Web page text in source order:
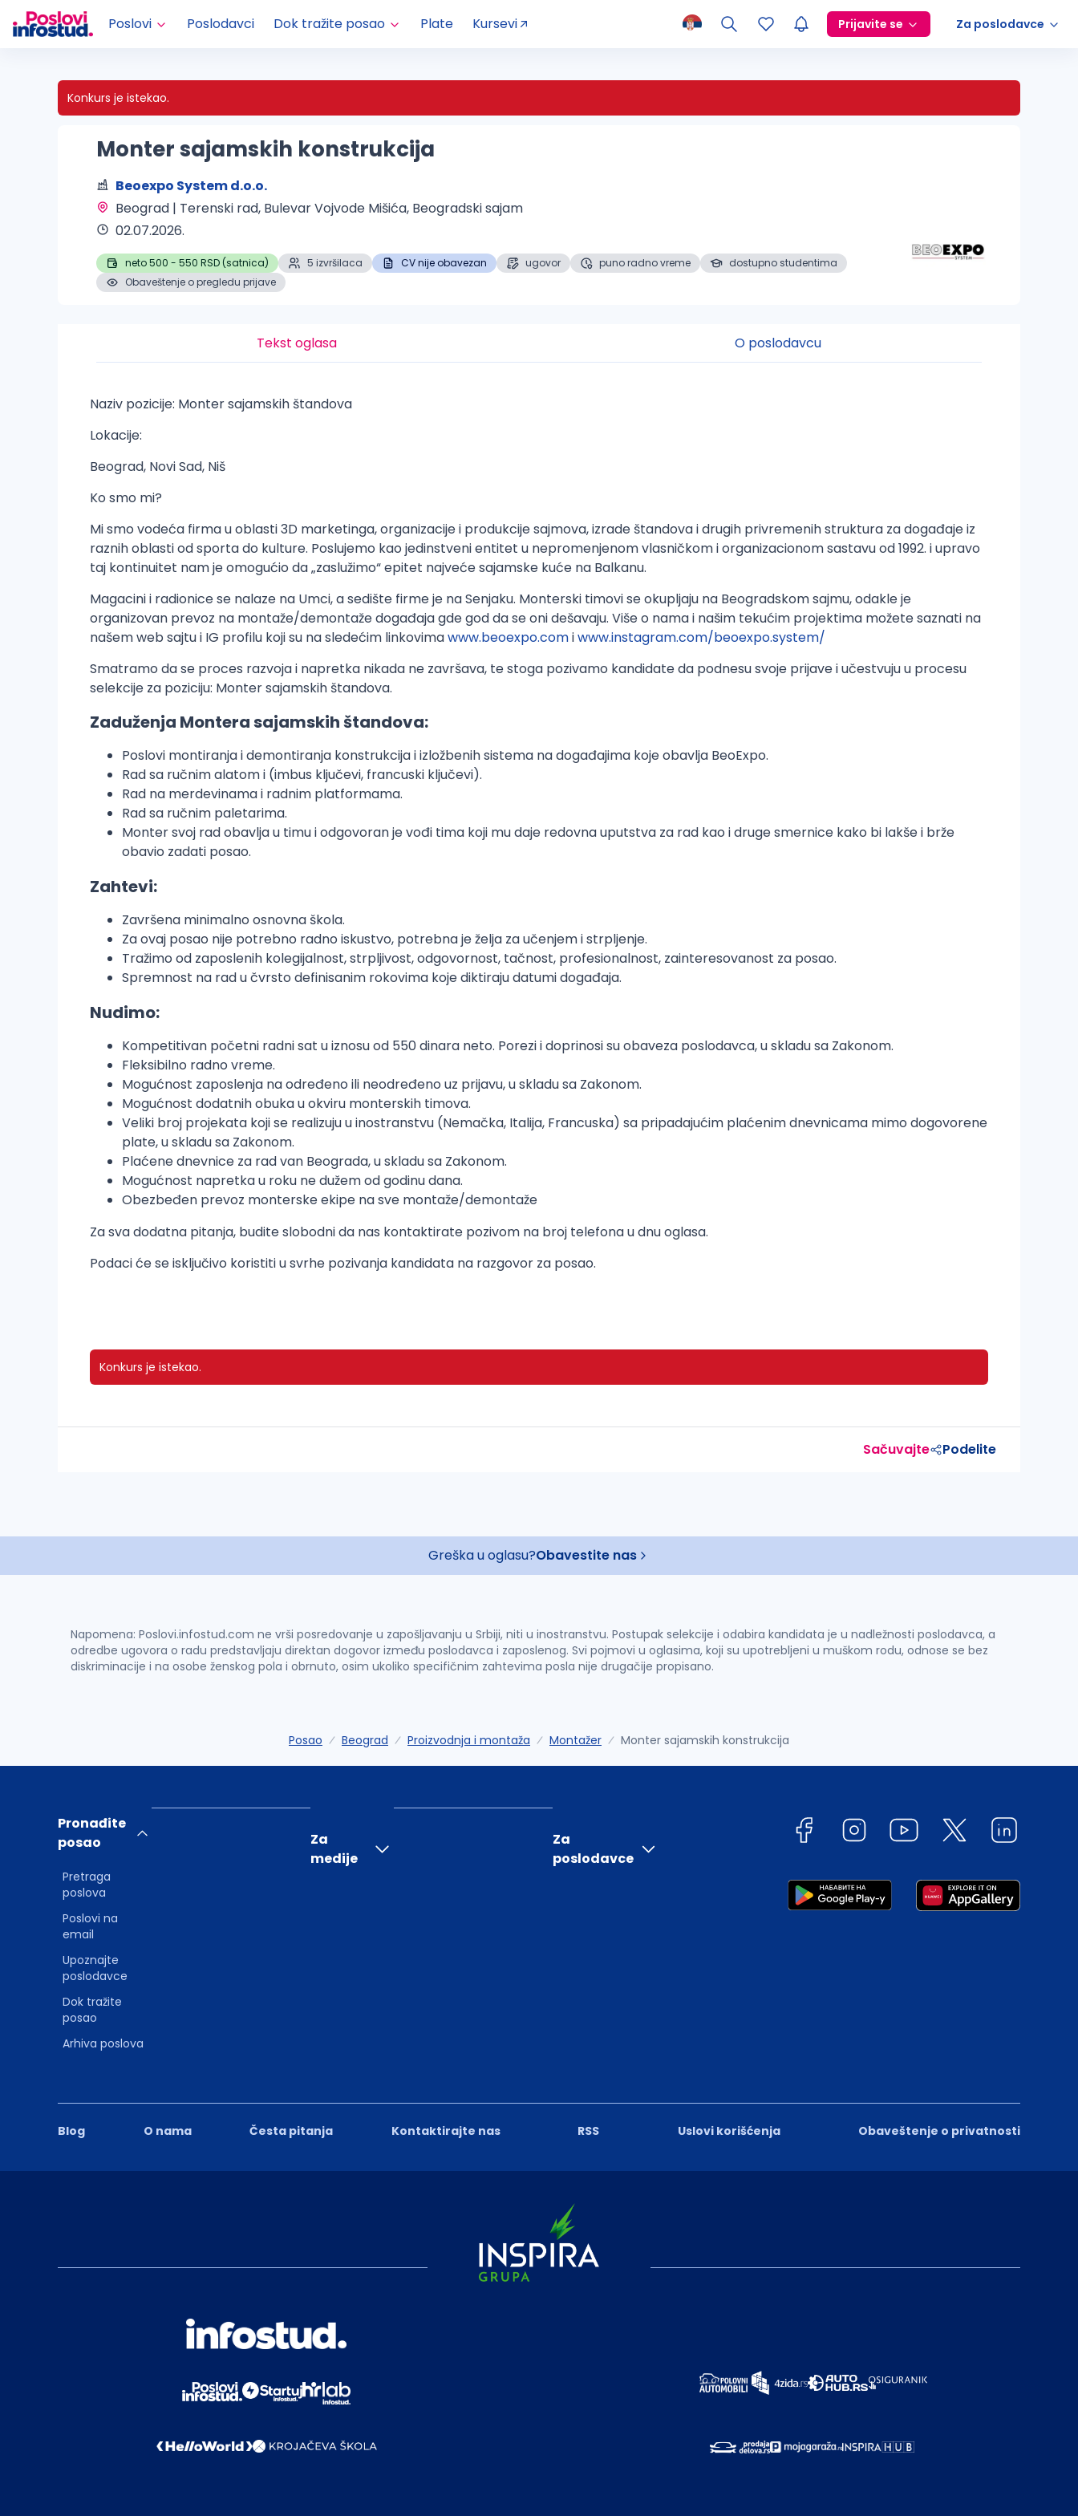
Poslovi Poslodavci Dok tražite posao Plate Kursevi Prijavite se Za poslodavce
Konkurs je istekao.
Monter sajamskih konstrukcija
Beoexpo System d.o.o.
Beograd | Terenski rad, Bulevar Vojvode Mišića, Beogradski sajam
02.07.2026.
neto 500 - 550 RSD (satnica) 5 izvršilaca CV nije obavezan ugovor puno radno vreme
dostupno studentima
Obaveštenje o pregledu prijave
Tekst oglasa O poslodavcu
Naziv pozicije: Monter sajamskih štandova
Lokacije:
Beograd, Novi Sad, Niš
Ko smo mi?
Mi smo vodeća firma u oblasti 3D marketinga, organizacije i produkcije sajmova, izrade štandova i drugih privremenih struktura za događaje iz
raznih oblasti od sporta do kulture. Poslujemo kao jedinstveni entitet u nepromenjenom vlasničkom i organizacionom sastavu od 1992. i upravo
taj kontinuitet nam je omogućio da „zaslužimo“ epitet najveće sajamske kuće na Balkanu.
Magacini i radionice se nalaze na Umci, a sedište firme je na Senjaku. Monterski timovi se okupljaju na Beogradskom sajmu, odakle je
organizovan prevoz na montaže/demontaže događaja gde god da se oni dešavaju. Više o nama i našim tekućim projektima možete saznati na
našem web sajtu i IG profilu koji su na sledećim linkovimawww.beoexpo.comiwww.instagram.com/beoexpo.system/
Smatramo da se proces razvoja i napretka nikada ne završava, te stoga pozivamo kandidate da podnesu svoje prijave i učestvuju u procesu
selekcije za poziciju: Monter sajamskih štandova.
Zaduženja Montera sajamskih štandova:
Poslovi montiranja i demontiranja konstrukcija i izložbenih sistema na događajima koje obavlja BeoExpo.
Rad sa ručnim alatom i (imbus ključevi, francuski ključevi).
Rad na merdevinama i radnim platformama.
Rad sa ručnim paletarima.
Monter svoj rad obavlja u timu i odgovoran je vođi tima koji mu daje redovna uputstva za rad kao i druge smernice kako bi lakše i brže
obavio zadati posao.
Zahtevi:
Završena minimalno osnovna škola.
Za ovaj posao nije potrebno radno iskustvo, potrebna je želja za učenjem i strpljenje.
Tražimo od zaposlenih kolegijalnost, strpljivost, odgovornost, tačnost, profesionalnost, zainteresovanost za posao.
Spremnost na rad u čvrsto definisanim rokovima koje diktiraju datumi događaja.
Nudimo:
Kompetitivan početni radni sat u iznosu od 550 dinara neto. Porezi i doprinosi su obaveza poslodavca, u skladu sa Zakonom.
Fleksibilno radno vreme.
Mogućnost zaposlenja na određeno ili neodređeno uz prijavu, u skladu sa Zakonom.
Mogućnost dodatnih obuka u okviru monterskih timova.
Veliki broj projekata koji se realizuju u inostranstvu (Nemačka, Italija, Francuska) sa pripadajućim plaćenim dnevnicama mimo dogovorene
plate, u skladu sa Zakonom.
Plaćene dnevnice za rad van Beograda, u skladu sa Zakonom.
Mogućnost napretka u roku ne dužem od godinu dana.
Obezbeđen prevoz monterske ekipe na sve montaže/demontaže
Za sva dodatna pitanja, budite slobodni da nas kontaktirate pozivom na broj telefona u dnu oglasa.
Podaci će se isključivo koristiti u svrhe pozivanja kandidata na razgovor za posao.
Konkurs je istekao.
Sačuvajte Podelite
Greška u oglasu?Obavestite nas
Napomena: Poslovi.infostud.com ne vrši posredovanje u zapošljavanju u Srbiji, niti u inostranstvu. Postupak selekcije i odabira kandidata je u nadležnosti poslodavca, a
odredbe ugovora o radu predstavljaju direktan dogovor između poslodavca i zaposlenog. Svi pojmovi u oglasima, koji su upotrebljeni u muškom rodu, odnose se bez
diskriminacije i na osobe ženskog pola i obrnuto, osim ukoliko specifičnim zahtevima posla nije drugačije propisano.
Posao Beograd Proizvodnja i montaža Montažer Monter sajamskih konstrukcija
Blog O nama Česta pitanja Kontaktirajte nas RSS Uslovi korišćenja Obaveštenje o privatnosti
Pronađite
posao
Pretraga
poslova
Poslovi na
email
Upoznajte
poslodavce
Dok tražite
posao
Arhiva poslova
Za
medije
Za
poslodavce